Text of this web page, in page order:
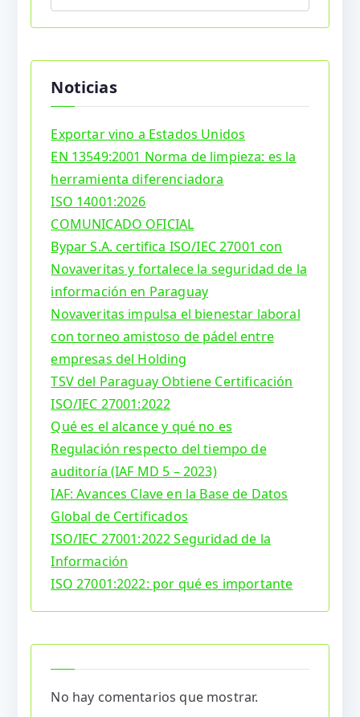
Noticias
Exportar vino a Estados Unidos
EN 13549:2001 Norma de limpieza: es la
herramienta diferenciadora
ISO 14001:2026
COMUNICADO OFICIAL
Bypar S.A. certifica ISO/IEC 27001 con
Novaveritas y fortalece la seguridad de la
información en Paraguay
Novaveritas impulsa el bienestar laboral
con torneo amistoso de pádel entre
empresas del Holding
TSV del Paraguay Obtiene Certificación
ISO/IEC 27001:2022
Qué es el alcance y qué no es
Regulación respecto del tiempo de
auditoría (IAF MD 5 – 2023)
IAF: Avances Clave en la Base de Datos
Global de Certificados
ISO/IEC 27001:2022 Seguridad de la
Información
ISO 27001:2022: por qué es importante
No hay comentarios que mostrar.